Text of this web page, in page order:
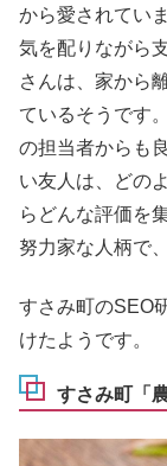
から愛されてい
気を配りながら
さんは、家から
ているそうです
の担当者からも
い友人は、どの
らどんな評価を
努力家な人柄で
すさみ町のSEO
けたようです。
すさみ町「